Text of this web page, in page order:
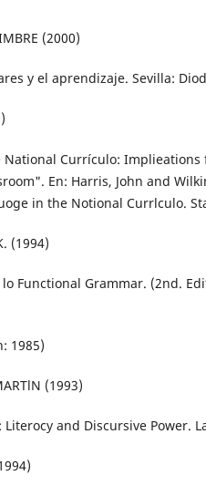
(2000)
y el aprendizaje. Sevilla:
National Currículo: Implieations
En: Harris, John and
in the Notional Currlculo.
(1994)
Functional Grammar. (2nd.
1985)
(1993)
and Discursive Power.